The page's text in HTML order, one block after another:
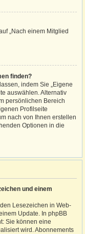
„Nach einem Mitglied
finden?
indem Sie „Eigene
auswählen. Alternativ
persönlichen Bereich
Profilseite
nach von Ihnen erstellen
Optionen in die
und einem
Lesezeichen in Web-
Update. In phpBB
Sie können eine
wird. Abonnements